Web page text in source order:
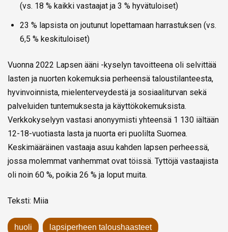
(vs. 18 % kaikki vastaajat ja 3 % hyvätuloiset)
23 % lapsista on joutunut lopettamaan harrastuksen (vs.
6,5 % keskituloiset)
Vuonna 2022 Lapsen ääni -kyselyn tavoitteena oli selvittää
lasten ja nuorten kokemuksia perheensä taloustilanteesta,
hyvinvoinnista, mielenterveydestä ja sosiaaliturvan sekä
palveluiden tuntemuksesta ja käyttökokemuksista.
Verkkokyselyyn vastasi anonyymisti yhteensä 1 130 iältään
12-18-vuotiasta lasta ja nuorta eri puolilta Suomea.
Keskimääräinen vastaaja asuu kahden lapsen perheessä,
jossa molemmat vanhemmat ovat töissä. Tyttöjä vastaajista
oli noin 60 %, poikia 26 % ja loput muita.
Teksti: Miia
huoli lapsiperheen taloushaasteet